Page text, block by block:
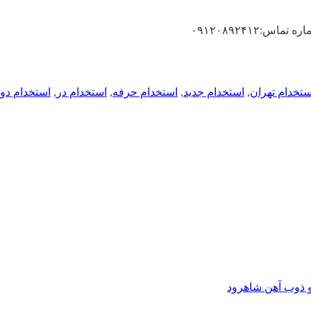
استخدام تهران, استخدام جدید, استخدام حرفه, استخدام در , استخدام
ذوب آهن شاهرود